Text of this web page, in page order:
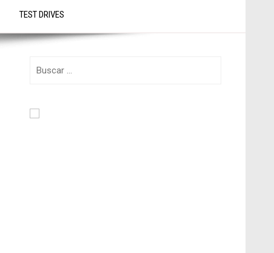
TEST DRIVES